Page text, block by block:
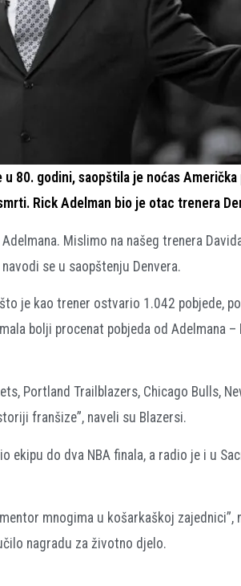
80. godini, saopštila je noćas
Rick Adelman bio je otac trenera
Mislimo na našeg trenera
se u saopštenju Denvera.
je kao trener ostvario 1.042 pobjede,
bolji procenat pobjeda od Adelmana –
Portland Trailblazers, Chicago Bulls,
franšize”, naveli su Blazersi.
ekipu do dva NBA finala, a radio je i u
mnogima u košarkaškoj zajednici”,
nagradu za životno djelo.